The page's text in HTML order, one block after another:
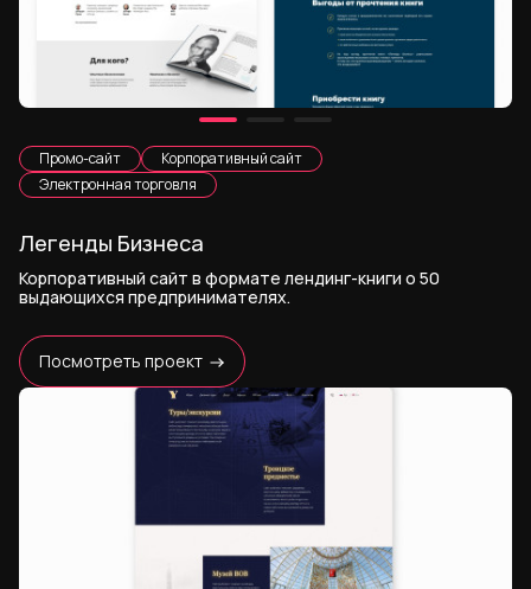
Промо-сайт
Корпоративный сайт
Электронная торговля
Легенды Бизнеса
Корпоративный сайт в формате лендинг-книги о 50
выдающихся предпринимателях.
Посмотреть проект